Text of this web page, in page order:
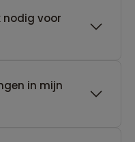
nodig voor
in mijn